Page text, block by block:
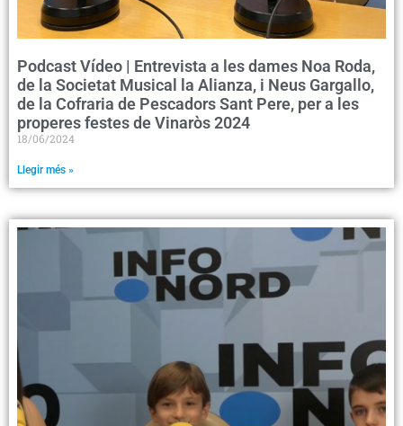
Podcast Vídeo | Entrevista a les dames Noa Roda,
de la Societat Musical la Alianza, i Neus Gargallo,
de la Cofraria de Pescadors Sant Pere, per a les
properes festes de Vinaròs 2024
18/06/2024
Llegir més »